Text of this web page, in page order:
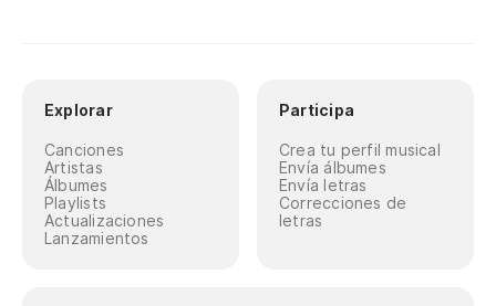
Explorar
Canciones
Artistas
Álbumes
Playlists
Actualizaciones
Lanzamientos
Participa
Crea tu perfil musical
Envía álbumes
Envía letras
Correcciones de
letras